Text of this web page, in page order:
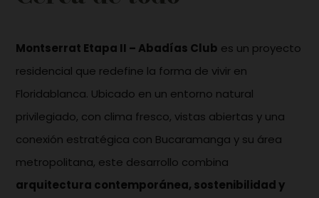
Montserrat Etapa II – Abadías Club es un proyecto
residencial que redefine la forma de vivir en
Floridablanca. Ubicado en un entorno natural
privilegiado, con clima fresco, vistas abiertas y una
conexión estratégica con Bucaramanga y su área
metropolitana, este desarrollo combina
arquitectura contemporánea, sostenibilidad y